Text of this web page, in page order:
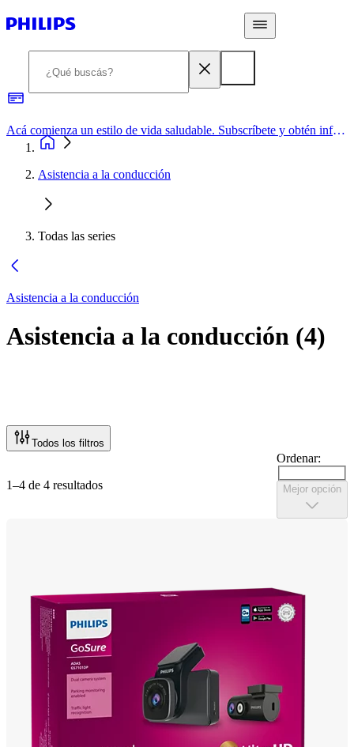
Acá comienza un estilo de vida saludable. Subscríbete y obtén información de primera mano
Asistencia a la conducción
Todas las series
Asistencia a la conducción
Asistencia a la conducción (4)
Todos los filtros
1–4 de 4 resultados
Ordenar:
Mejor opción